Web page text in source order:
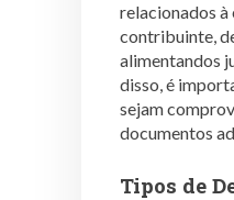
relacionados
contribuinte,
alimentandos
disso, é
sejam
documentos
Tipos de